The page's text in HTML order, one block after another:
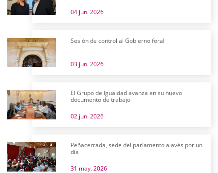
04 jun. 2026
Sesión de control al Gobierno foral
03 jun. 2026
El Grupo de Igualdad avanza en su nuevo
documento de trabajo
02 jun. 2026
Peñacerrada, sede del parlamento alavés por un
día
31 may. 2026